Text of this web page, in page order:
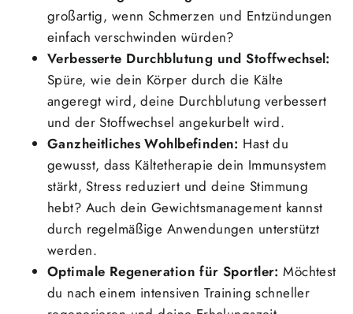
großartig, wenn Schmerzen und Entzündungen
einfach verschwinden würden?
Verbesserte Durchblutung und Stoffwechsel:
Spüre, wie dein Körper durch die Kälte
angeregt wird, deine Durchblutung verbessert
und der Stoffwechsel angekurbelt wird.
Ganzheitliches Wohlbefinden: Hast du
gewusst, dass Kältetherapie dein Immunsystem
stärkt, Stress reduziert und deine Stimmung
hebt? Auch dein Gewichtsmanagement kannst
durch regelmäßige Anwendungen unterstützt
werden.
Optimale Regeneration für Sportler: Möchtest
du nach einem intensiven Training schneller